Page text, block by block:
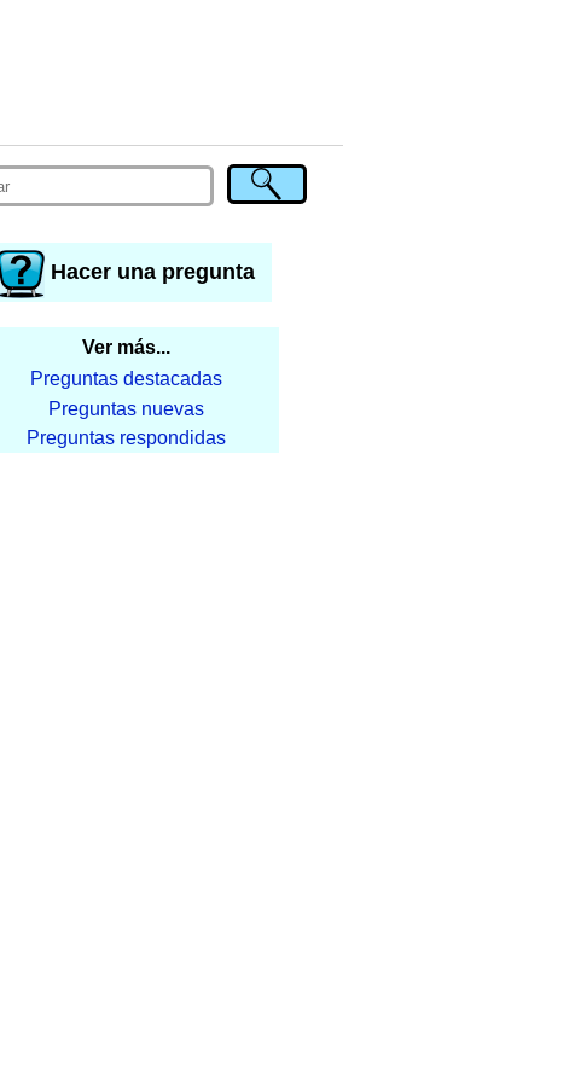
Hacer una pregunta
Ver más...
Preguntas destacadas
Preguntas nuevas
Preguntas respondidas